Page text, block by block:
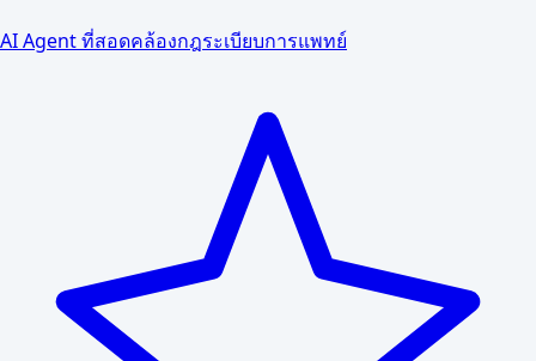
AI Agent ที่สอดคล้องกฎระเบียบการแพทย์